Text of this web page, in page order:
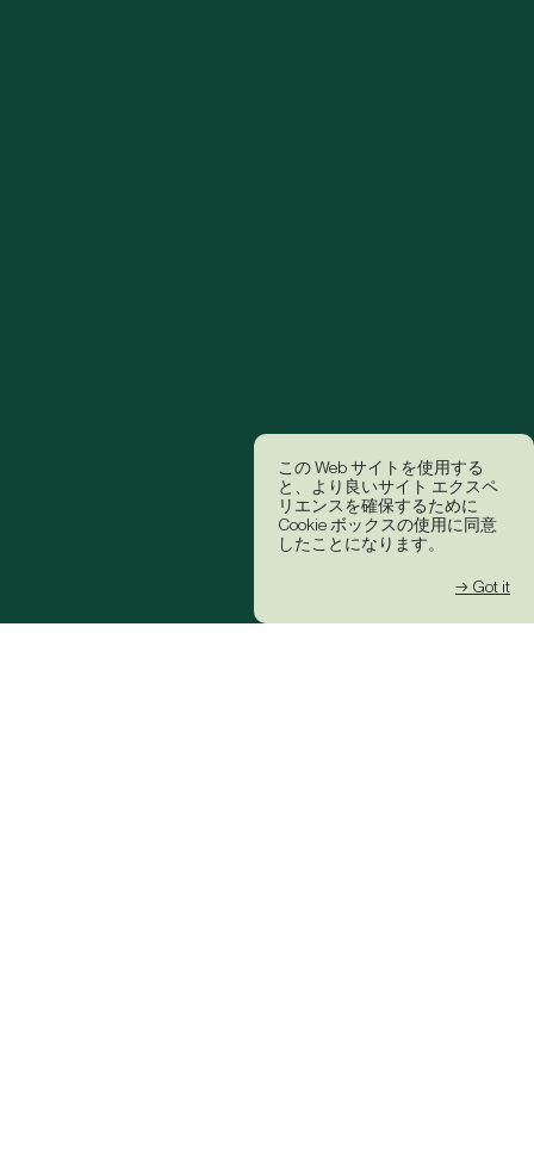
この Web サイトを使用する
と、より良いサイト エクスペ
リエンスを確保するために
Cookie ボックスの使用に同意
したことになります。
→ Got it